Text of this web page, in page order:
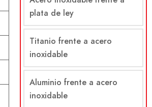
plata de ley
Titanio frente a acero
inoxidable
Aluminio frente a acero
inoxidable